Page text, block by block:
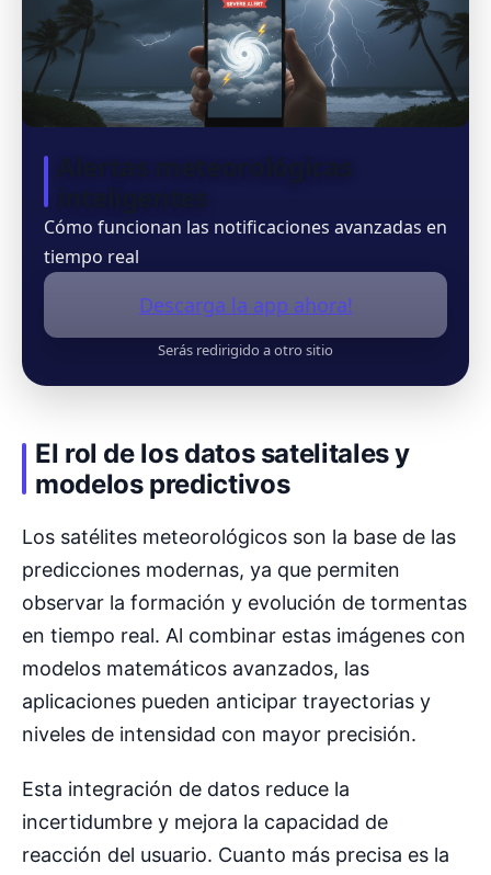
Alertas meteorológicas
inteligentes
Cómo funcionan las notificaciones avanzadas en
tiempo real
Descarga la app ahora!
Serás redirigido a otro sitio
El rol de los datos satelitales y
modelos predictivos
Los satélites meteorológicos son la base de las
predicciones modernas, ya que permiten
observar la formación y evolución de tormentas
en tiempo real. Al combinar estas imágenes con
modelos matemáticos avanzados, las
aplicaciones pueden anticipar trayectorias y
niveles de intensidad con mayor precisión.
Esta integración de datos reduce la
incertidumbre y mejora la capacidad de
reacción del usuario. Cuanto más precisa es la